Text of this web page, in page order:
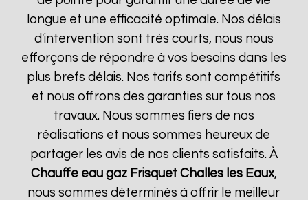
longue et une efficacité optimale. Nos délais
d'intervention sont très courts, nous nous
efforçons de répondre à vos besoins dans les
plus brefs délais. Nos tarifs sont compétitifs
et nous offrons des garanties sur tous nos
travaux. Nous sommes fiers de nos
réalisations et nous sommes heureux de
partager les avis de nos clients satisfaits. À
Chauffe eau gaz Frisquet Challes les Eaux,
nous sommes déterminés à offrir le meilleur